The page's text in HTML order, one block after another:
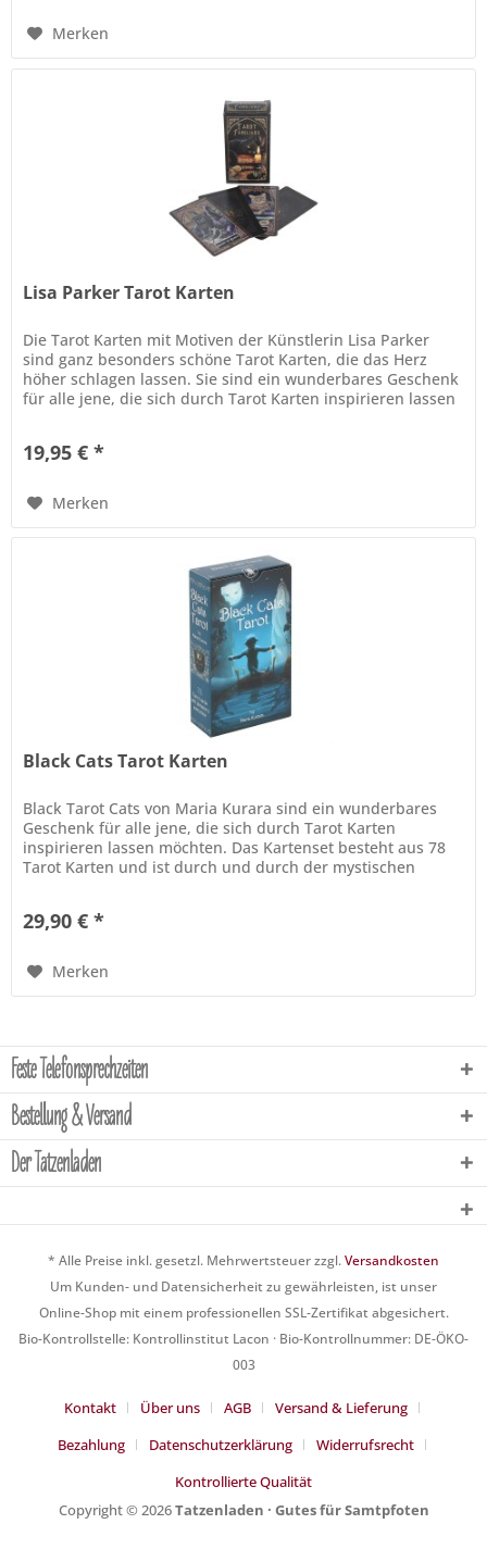
Merken
Lisa Parker Tarot Karten
Die Tarot Karten mit Motiven der Künstlerin Lisa Parker
sind ganz besonders schöne Tarot Karten, die das Herz
höher schlagen lassen. Sie sind ein wunderbares Geschenk
für alle jene, die sich durch Tarot Karten inspirieren lassen
19,95 € *
Merken
Black Cats Tarot Karten
Black Tarot Cats von Maria Kurara sind ein wunderbares
Geschenk für alle jene, die sich durch Tarot Karten
inspirieren lassen möchten. Das Kartenset besteht aus 78
Tarot Karten und ist durch und durch der mystischen
29,90 € *
Merken
Feste Telefonsprechzeiten
Bestellung & Versand
Der Tatzenladen
* Alle Preise inkl. gesetzl. Mehrwertsteuer zzgl.Versandkosten
Um Kunden- und Datensicherheit zu gewährleisten, ist unser
Online-Shop mit einem professionellen SSL-Zertifikat abgesichert.
Bio-Kontrollstelle: Kontrollinstitut Lacon · Bio-Kontrollnummer: DE-ÖKO-
003
Kontakt Über uns AGB
Versand & Lieferung
Bezahlung
Datenschutzerklärung
Widerrufsrecht
Kontrollierte Qualität
Copyright © 2026Tatzenladen · Gutes für Samtpfoten